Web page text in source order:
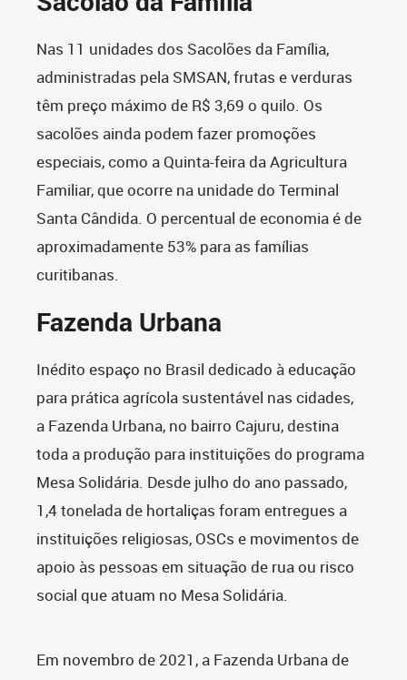
Nas 11 unidades dos Sacolões da Família,
administradas pela SMSAN, frutas e verduras
têm preço máximo de R$ 3,69 o quilo. Os
sacolões ainda podem fazer promoções
especiais, como a Quinta-feira da Agricultura
Familiar, que ocorre na unidade do Terminal
Santa Cândida. O percentual de economia é de
aproximadamente 53% para as famílias
curitibanas.
Fazenda Urbana
Inédito espaço no Brasil dedicado à educação
para prática agrícola sustentável nas cidades,
a Fazenda Urbana, no bairro Cajuru, destina
toda a produção para instituições do programa
Mesa Solidária. Desde julho do ano passado,
1,4 tonelada de hortaliças foram entregues a
instituições religiosas, OSCs e movimentos de
apoio às pessoas em situação de rua ou risco
social que atuam no Mesa Solidária.
Em novembro de 2021, a Fazenda Urbana de